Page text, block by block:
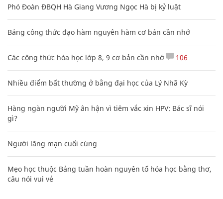
Phó Đoàn ĐBQH Hà Giang Vương Ngọc Hà bị kỷ luật
Bảng công thức đạo hàm nguyên hàm cơ bản cần nhớ
Các công thức hóa học lớp 8, 9 cơ bản cần nhớ 106
Nhiều điểm bất thường ở bằng đại học của Lý Nhã Kỳ
Hàng ngàn người Mỹ ân hận vì tiêm vắc xin HPV: Bác sĩ nói
gì?
Người lãng mạn cuối cùng
Mẹo học thuộc Bảng tuần hoàn nguyên tố hóa học bằng thơ,
câu nói vui vẻ